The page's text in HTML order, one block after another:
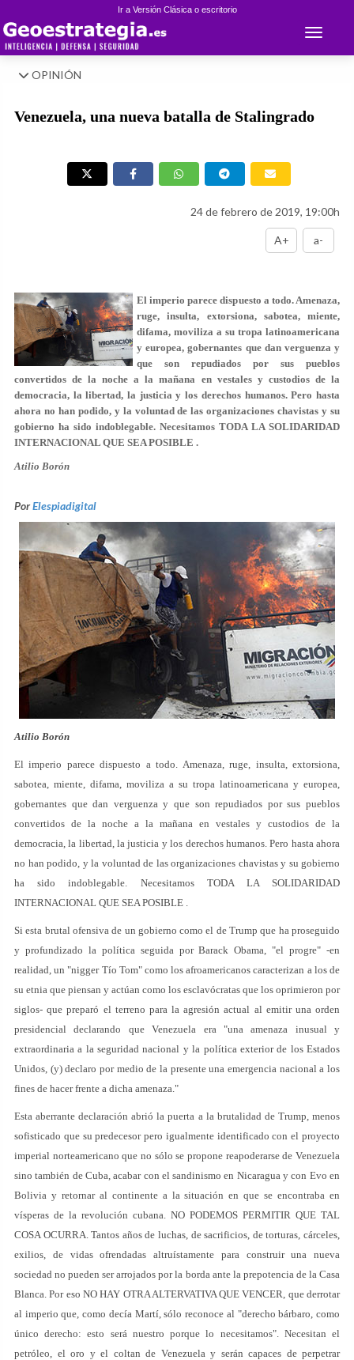
Ir a Versión Clásica o escritorio
Toggle
OPINIÓN
Venezuela, una nueva batalla de Stalingrado
24 de febrero de 2019, 19:00h
A+ a-
El imperio parece dispuesto a todo. Amenaza,
ruge, insulta, extorsiona, sabotea, miente,
difama, moviliza a su tropa latinoamericana
y europea, gobernantes que dan verguenza y
que son repudiados por sus pueblos
convertidos de la noche a la mañana en vestales y custodios de la
democracia, la libertad, la justicia y los derechos humanos. Pero hasta
ahora no han podido, y la voluntad de las organizaciones chavistas y su
gobierno ha sido indoblegable. Necesitamos TODA LA SOLIDARIDAD
INTERNACIONAL QUE SEA POSIBLE .
Atilio Borón
PorElespiadigital
Atilio Borón
El imperio parece dispuesto a todo. Amenaza, ruge, insulta, extorsiona,
sabotea, miente, difama, moviliza a su tropa latinoamericana y europea,
gobernantes que dan verguenza y que son repudiados por sus pueblos
convertidos de la noche a la mañana en vestales y custodios de la
democracia, la libertad, la justicia y los derechos humanos. Pero hasta ahora
no han podido, y la voluntad de las organizaciones chavistas y su gobierno
ha sido indoblegable. Necesitamos TODA LA SOLIDARIDAD
INTERNACIONAL QUE SEA POSIBLE .
Si esta brutal ofensiva de un gobierno como el de Trump que ha proseguido
y profundizado la política seguida por Barack Obama, "el progre" -en
realidad, un "nigger Tío Tom" como los afroamericanos caracterizan a los de
su etnia que piensan y actúan como los esclavócratas que los oprimieron por
siglos- que preparó el terreno para la agresión actual al emitir una orden
presidencial declarando que Venezuela era "una amenaza inusual y
extraordinaria a la seguridad nacional y la política exterior de los Estados
Unidos, (y) declaro por medio de la presente una emergencia nacional a los
fines de hacer frente a dicha amenaza."
Esta aberrante declaración abrió la puerta a la brutalidad de Trump, menos
sofisticado que su predecesor pero igualmente identificado con el proyecto
imperial norteamericano que no sólo se propone reapoderarse de Venezuela
sino también de Cuba, acabar con el sandinismo en Nicaragua y con Evo en
Bolivia y retornar al continente a la situación en que se encontraba en
vísperas de la revolución cubana. NO PODEMOS PERMITIR QUE TAL
COSA OCURRA. Tantos años de luchas, de sacrificios, de torturas, cárceles,
exilios, de vidas ofrendadas altruístamente para construir una nueva
sociedad no pueden ser arrojados por la borda ante la prepotencia de la Casa
Blanca. Por eso NO HAY OTRA ALTERVATIVA QUE VENCER, que derrotar
al imperio que, como decía Martí, sólo reconoce al "derecho bárbaro, como
único derecho: esto será nuestro porque lo necesitamos". Necesitan el
petróleo, el oro y el coltan de Venezuela y serán capaces de perpetrar